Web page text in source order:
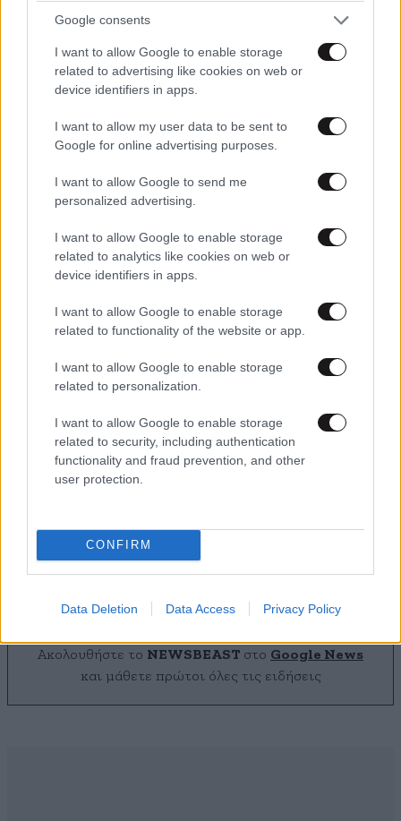
Google consents
I want to allow Google to enable storage
related to advertising like cookies on web or
device identifiers in apps.
I want to allow my user data to be sent to
Google for online advertising purposes.
I want to allow Google to send me
personalized advertising.
I want to allow Google to enable storage
related to analytics like cookies on web or
device identifiers in apps.
I want to allow Google to enable storage
related to functionality of the website or app.
I want to allow Google to enable storage
related to personalization.
I want to allow Google to enable storage
related to security, including authentication
functionality and fraud prevention, and other
user protection.
CONFIRM
Data Deletion Data Access Privacy Policy
Mike: Εκτός σκηνής ο ράπερ μετά από σοβαρό
τις διακοπές του ηθοποιού στα ελληνικά νησιά
Ακολουθήστε το NEWSBEAST στο Google News
και μάθετε πρώτοι όλες τις ειδήσεις